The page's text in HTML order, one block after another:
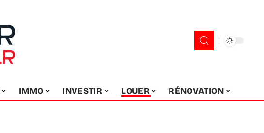
IMMO INVESTIR LOUER RÉNOVATION